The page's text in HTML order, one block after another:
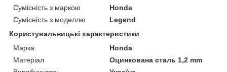
Сумісність з маркою
Honda
Сумісність з моделлю
Legend
Користувальницькі характеристики
Марка
Honda
Матеріал
Оцинкована сталь 1,2 mm